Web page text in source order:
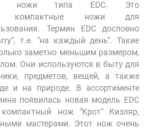
ножи типа EDC. Это
компактные ножи для
Термин EDC дословно
т.е. "на каждый день". Такие
заметно меньшим размером,
Они используются в быту для
предметов, вещей, а также
и на природе. В ассортименте
появилась новая модель EDC
нож "Крот" Кизляр,
мастерами. Этот нож очень